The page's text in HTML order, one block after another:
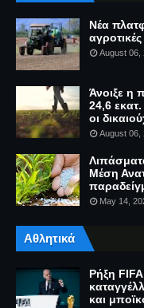
Νέα
August 06,
Άνοιξε η
24,6
οι
August 06,
Μέση
May 14,
Αθλητικά
Ρήξη
και